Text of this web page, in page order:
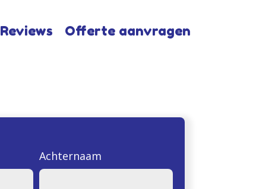
Reviews Offerte aanvragen
Achternaam